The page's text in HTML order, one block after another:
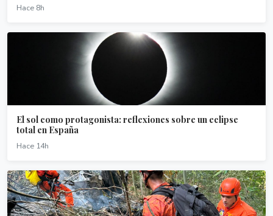
Hace 8h
El sol como protagonista: reflexiones sobre un eclipse
total en España
Hace 14h